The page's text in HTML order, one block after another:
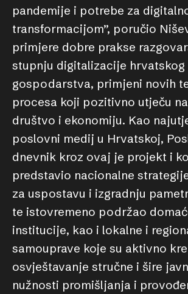
pandemije i potrebe za
transformacijom”, poručio
primjere dobre prakse
stupnju digitalizacije hrvatskog
gospodarstva, primjeni novih
procesa koji pozitivno utječu
društvo i ekonomiju. Kao
poslovni medij u Hrvatskoj,
dnevnik kroz ovaj je projekt i
predstavio nacionalne
za uspostavu i izgradnju
te istovremeno podržao
institucije, kao i lokalne i
samouprave koje su aktivno
osvještavanje stručne i šire
nužnosti promišljanja i